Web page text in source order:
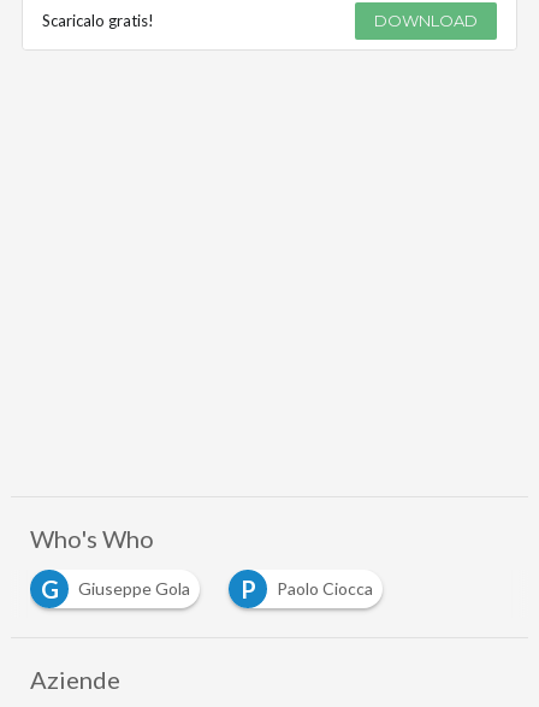
Scaricalo gratis! DOWNLOAD
Who's Who
G
Giuseppe Gola P Paolo Ciocca
Aziende